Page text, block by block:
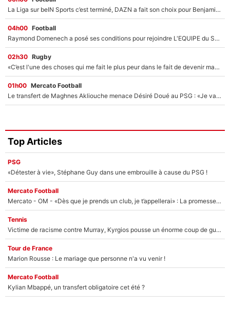
La Liga sur beIN Sports c’est terminé, DAZN a fait son choix pour Benjamin Da Silva et Omar Da Fonseca !
04h00 Football
Raymond Domenech a posé ses conditions pour rejoindre L'EQUIPE du Soir : Il refuse de faire l'émission avec un autre chroniqueur !
02h30 Rugby
«C’est l'une des choses qui me fait le plus peur dans le fait de devenir maman» : En couple avec Antoine Dupont, Iris Mittenaere s'inquiète déjà pour ses futurs enfants !
01h00 Mercato Football
Le transfert de Maghnes Akliouche menace Désiré Doué au PSG : «Je valide à 200%»
Top Articles
PSG
«Détester à vie», Stéphane Guy dans une embrouille à cause du PSG !
Mercato Football
Mercato - OM - «Dès que je prends un club, je t’appellerai» : La promesse de Marcelino au moment de claquer la porte
Tennis
Victime de racisme contre Murray, Kyrgios pousse un énorme coup de gueule !
Tour de France
Marion Rousse : Le mariage que personne n'a vu venir !
Mercato Football
Kylian Mbappé, un transfert obligatoire cet été ?